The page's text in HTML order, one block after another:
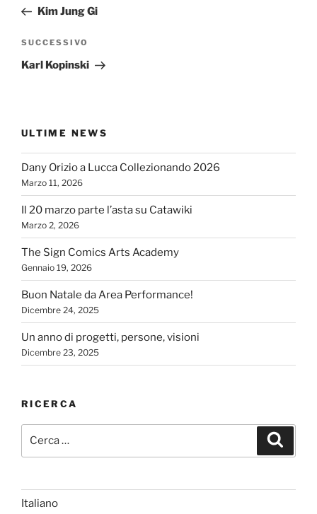
precedente:
Kim Jung Gi
Articolo
successivo
SUCCESSIVO
Karl Kopinski
ULTIME NEWS
Dany Orizio a Lucca Collezionando 2026
Marzo 11, 2026
Il 20 marzo parte l’asta su Catawiki
Marzo 2, 2026
The Sign Comics Arts Academy
Gennaio 19, 2026
Buon Natale da Area Performance!
Dicembre 24, 2025
Un anno di progetti, persone, visioni
Dicembre 23, 2025
RICERCA
Italiano